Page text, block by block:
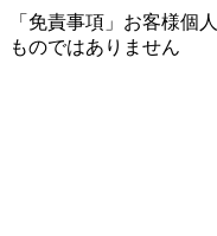
「免責事項」お客様個
ものではありません